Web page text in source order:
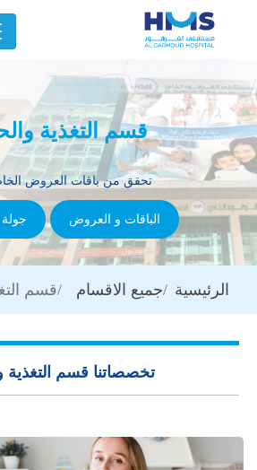
قسم التغذية
تحقق من باقات العروض
الباقات و العروض
الرئيسية جميع الاقسام قسم
تخصصاتنا قسم التغذية